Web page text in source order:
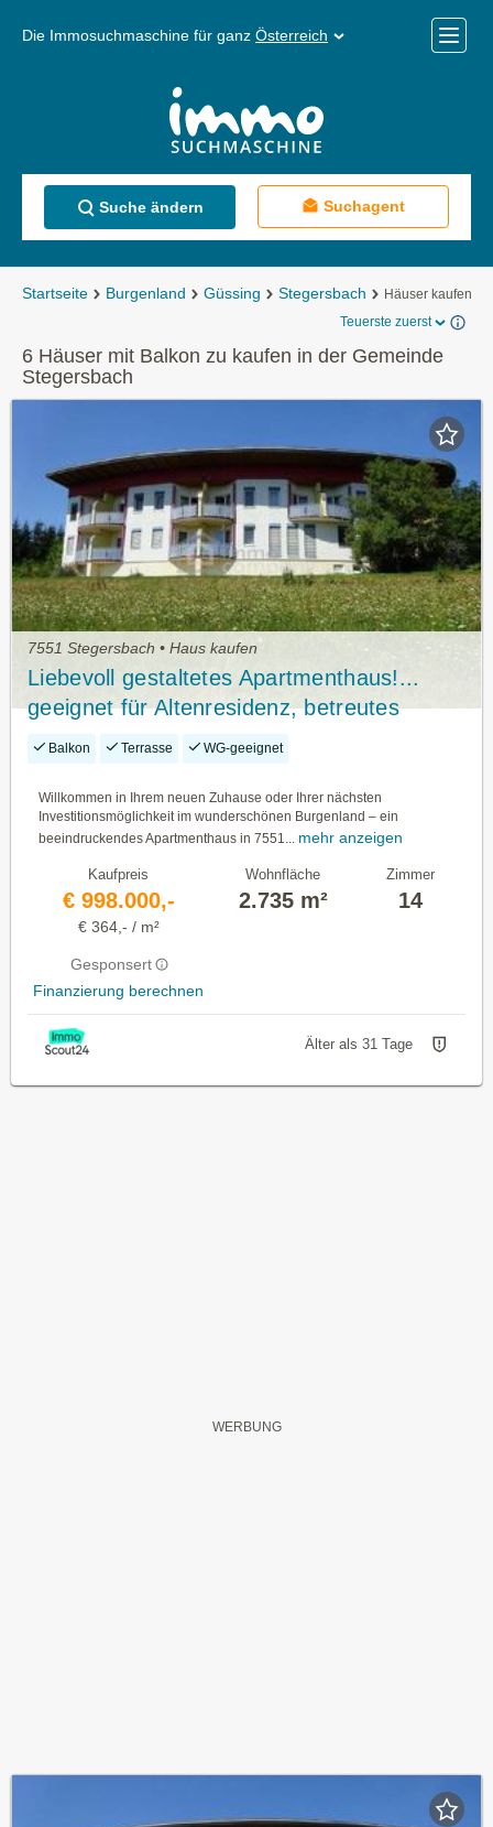
Die Immosuchmaschine für ganz Österreich
Menü
Suche ändern Suchagent
Startseite Burgenland Güssing Stegersbach
Häuser kaufen
Teuerste zuerst
6 Häuser mit Balkon zu kaufen in der Gemeinde
Stegersbach
7551 Stegersbach • Haus kaufen
Liebevoll gestaltetes Apartmenthaus!...
geeignet für Altenresidenz, betreutes
Wohnen, Hotel, Pension...
Balkon Terrasse WG-geeignet
Willkommen in Ihrem neuen Zuhause oder Ihrer nächsten
Investitionsmöglichkeit im wunderschönen Burgenland – ein
beeindruckendes Apartmenthaus in 7551...
mehr anzeigen
Kaufpreis
€ 998.000,-
€ 364,- / m²
Gesponsert
Finanzierung berechnen
Wohnfläche
2.735 m²
Zimmer
14
Älter als 31 Tage